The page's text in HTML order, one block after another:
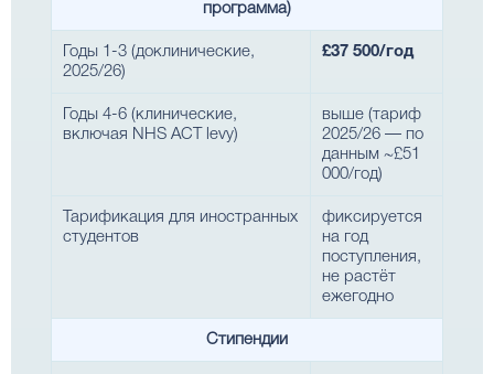
программа)
Годы 1-3 (доклинические,
2025/26)
£37 500/год
Годы 4-6 (клинические,
включая NHS ACT levy)
выше (тариф
2025/26 — по
данным ~£51
000/год)
Тарификация для иностранных
студентов
фиксируется
на год
поступления,
не растёт
ежегодно
Стипендии